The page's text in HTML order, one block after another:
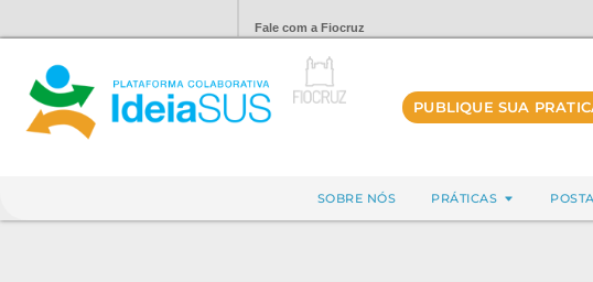
Fale com a Fiocruz
PUBLIQUE SUA
SOBRE NÓS PRÁTICAS